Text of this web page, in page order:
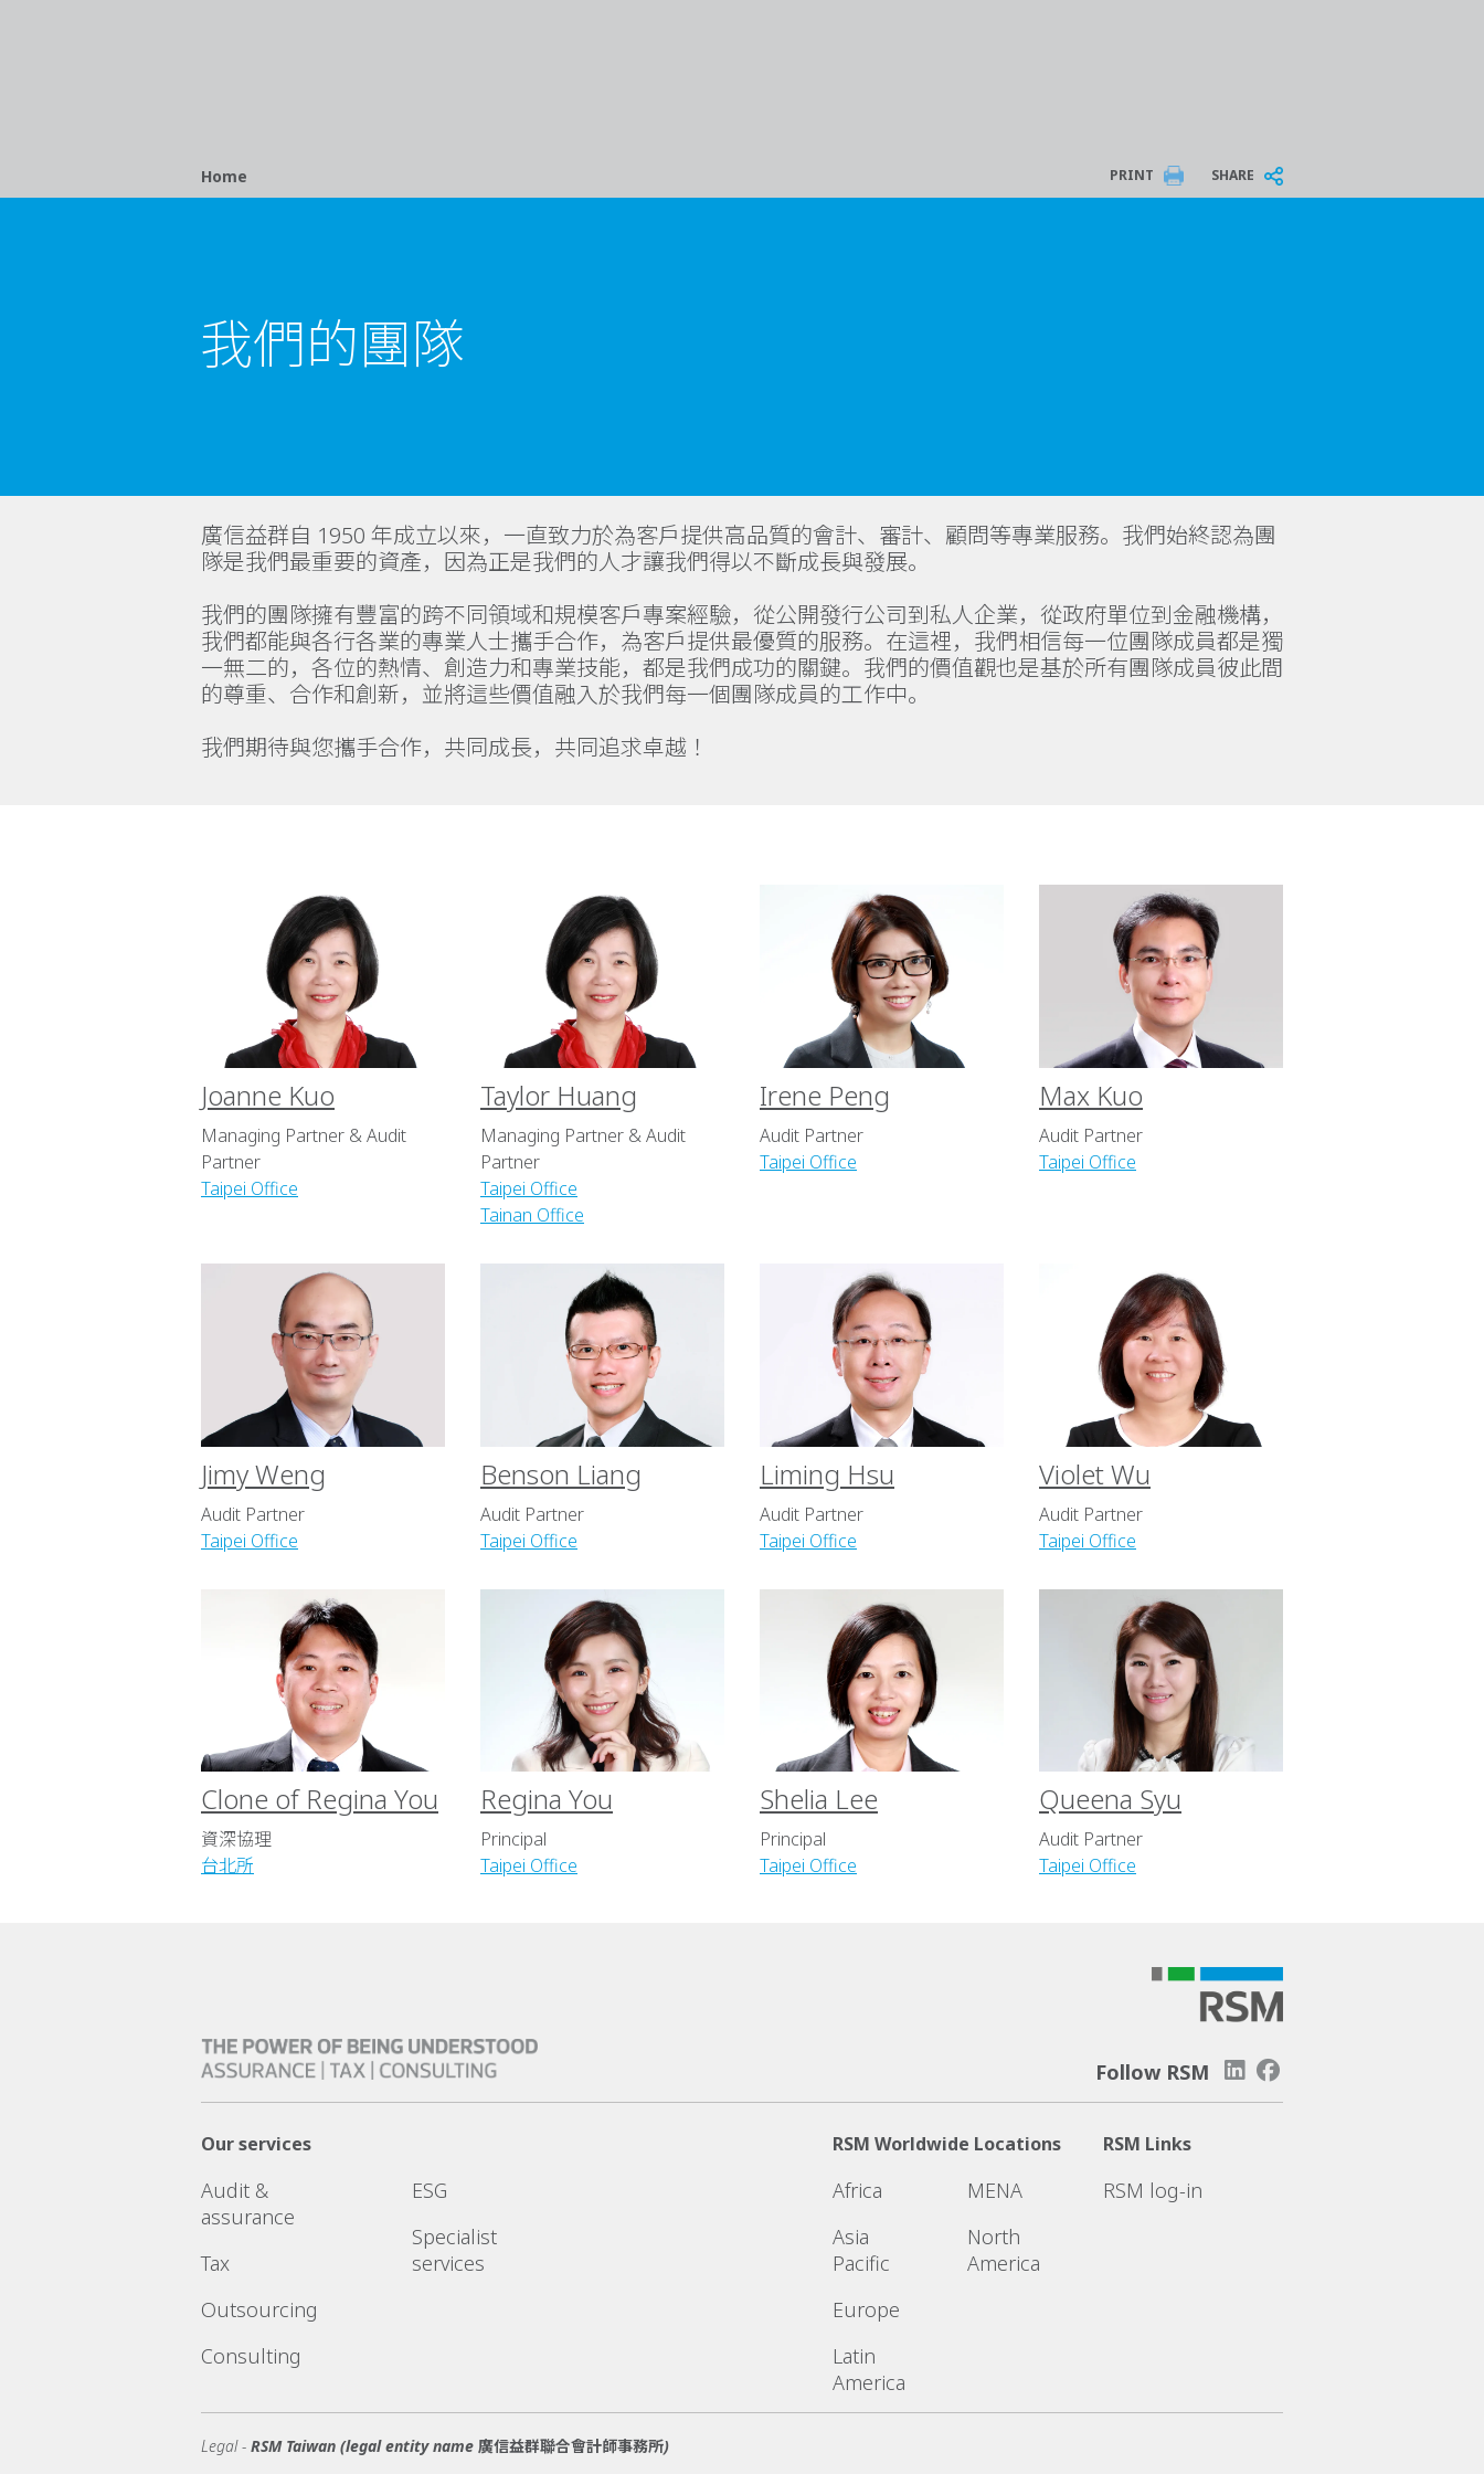
Breadcrumb
Home PRINT SHARE
我們的團隊
廣信益群自 1950 年成立以來，一直致力於為客戶提供高品質的會計、審計、顧問等專業服務。我們始終認為團
隊是我們最重要的資產，因為正是我們的人才讓我們得以不斷成長與發展。
我們的團隊擁有豐富的跨不同領域和規模客戶專案經驗，從公開發行公司到私人企業，從政府單位到金融機構，
我們都能與各行各業的專業人士攜手合作，為客戶提供最優質的服務。在這裡，我們相信每一位團隊成員都是獨
一無二的，各位的熱情、創造力和專業技能，都是我們成功的關鍵。我們的價值觀也是基於所有團隊成員彼此間
的尊重、合作和創新，並將這些價值融入於我們每一個團隊成員的工作中。
我們期待與您攜手合作，共同成長，共同追求卓越！
Joanne Kuo
Managing Partner & Audit
Partner
Taipei Office
Taylor Huang
Managing Partner & Audit
Partner
Taipei Office
Tainan Office
Irene Peng
Audit Partner
Taipei Office
Max Kuo
Audit Partner
Taipei Office
Jimy Weng
Audit Partner
Taipei Office
Benson Liang
Audit Partner
Taipei Office
Liming Hsu
Audit Partner
Taipei Office
Violet Wu
Audit Partner
Taipei Office
Clone of Regina You
資深協理
台北所
Regina You
Principal
Taipei Office
Shelia Lee
Principal
Taipei Office
Queena Syu
Audit Partner
Taipei Office
Follow RSM
Our services
Audit &
assurance
Tax
Outsourcing
Consulting
ESG
Specialist
services
RSM Worldwide Locations
Africa
Asia
Pacific
Europe
Latin
America
MENA
North
America
RSM Links
RSM log-in
Legal - RSM Taiwan (legal entity name 廣信益群聯合會計師事務所)